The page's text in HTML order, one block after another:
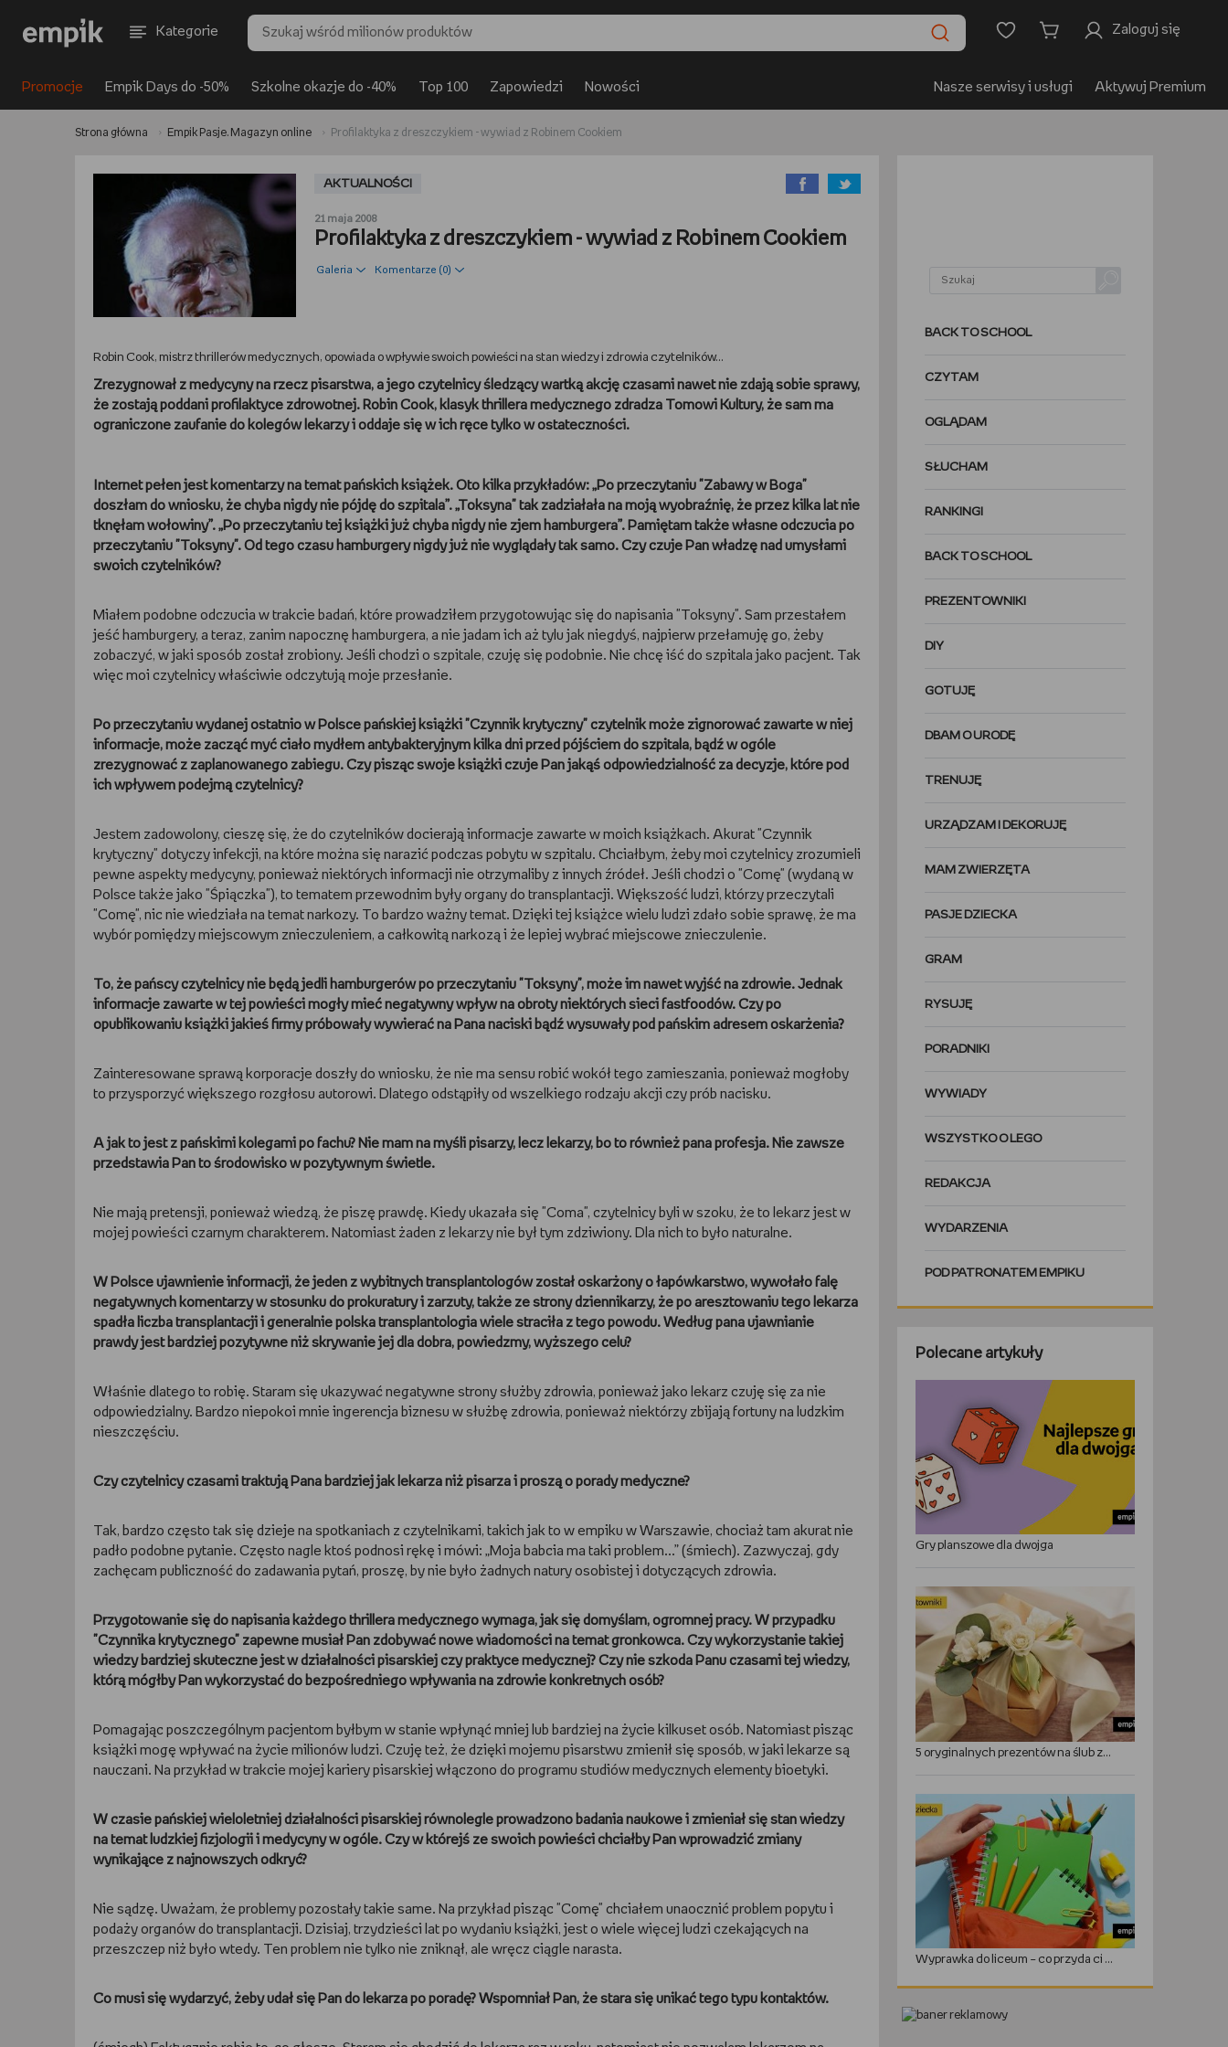
Kategorie Zaloguj się
Promocje Empik Days do -50% Szkolne okazje do -40% Top 100 Zapowiedzi Nowości Nasze serwisy i usługi Aktywuj Premium
Strona główna Empik Pasje. Magazyn online Profilaktyka z dreszczykiem - wywiad z Robinem Cookiem
AKTUALNOŚCI
21 maja 2008
Profilaktyka z dreszczykiem - wywiad z Robinem Cookiem
Galeria Komentarze (0)
Robin Cook, mistrz thrillerów medycznych, opowiada o wpływie swoich powieści na stan wiedzy i zdrowia czytelników...
Zrezygnował z medycyny na rzecz pisarstwa, a jego czytelnicy śledzący wartką akcję czasami nawet nie zdają sobie sprawy,
że zostają poddani profilaktyce zdrowotnej. Robin Cook, klasyk thrillera medycznego zdradza Tomowi Kultury, że sam ma
ograniczone zaufanie do kolegów lekarzy i oddaje się w ich ręce tylko w ostateczności.
Internet pełen jest komentarzy na temat pańskich książek. Oto kilka przykładów: „Po przeczytaniu "Zabawy w Boga"
doszłam do wniosku, że chyba nigdy nie pójdę do szpitala”. „Toksyna" tak zadziałała na moją wyobraźnię, że przez kilka lat nie
tknęłam wołowiny”. „Po przeczytaniu tej książki już chyba nigdy nie zjem hamburgera”. Pamiętam także własne odczucia po
przeczytaniu "Toksyny". Od tego czasu hamburgery nigdy już nie wyglądały tak samo. Czy czuje Pan władzę nad umysłami
swoich czytelników?
Miałem podobne odczucia w trakcie badań, które prowadziłem przygotowując się do napisania "Toksyny". Sam przestałem
jeść hamburgery, a teraz, zanim napocznę hamburgera, a nie jadam ich aż tylu jak niegdyś, najpierw przełamuję go, żeby
zobaczyć, w jaki sposób został zrobiony. Jeśli chodzi o szpitale, czuję się podobnie. Nie chcę iść do szpitala jako pacjent. Tak
więc moi czytelnicy właściwie odczytują moje przesłanie.
Po przeczytaniu wydanej ostatnio w Polsce pańskiej książki "Czynnik krytyczny" czytelnik może zignorować zawarte w niej
informacje, może zacząć myć ciało mydłem antybakteryjnym kilka dni przed pójściem do szpitala, bądź w ogóle
zrezygnować z zaplanowanego zabiegu. Czy pisząc swoje książki czuje Pan jakąś odpowiedzialność za decyzje, które pod
ich wpływem podejmą czytelnicy?
Jestem zadowolony, cieszę się, że do czytelników docierają informacje zawarte w moich książkach. Akurat "Czynnik
krytyczny" dotyczy infekcji, na które można się narazić podczas pobytu w szpitalu. Chciałbym, żeby moi czytelnicy zrozumieli
pewne aspekty medycyny, ponieważ niektórych informacji nie otrzymaliby z innych źródeł. Jeśli chodzi o "Comę" (wydaną w
Polsce także jako "Śpiączka"), to tematem przewodnim były organy do transplantacji. Większość ludzi, którzy przeczytali
"Comę", nic nie wiedziała na temat narkozy. To bardzo ważny temat. Dzięki tej książce wielu ludzi zdało sobie sprawę, że ma
wybór pomiędzy miejscowym znieczuleniem, a całkowitą narkozą i że lepiej wybrać miejscowe znieczulenie.
To, że pańscy czytelnicy nie będą jedli hamburgerów po przeczytaniu "Toksyny", może im nawet wyjść na zdrowie. Jednak
informacje zawarte w tej powieści mogły mieć negatywny wpływ na obroty niektórych sieci fastfoodów. Czy po
opublikowaniu książki jakieś firmy próbowały wywierać na Pana naciski bądź wysuwały pod pańskim adresem oskarżenia?
Zainteresowane sprawą korporacje doszły do wniosku, że nie ma sensu robić wokół tego zamieszania, ponieważ mogłoby
to przysporzyć większego rozgłosu autorowi. Dlatego odstąpiły od wszelkiego rodzaju akcji czy prób nacisku.
A jak to jest z pańskimi kolegami po fachu? Nie mam na myśli pisarzy, lecz lekarzy, bo to również pana profesja. Nie zawsze
przedstawia Pan to środowisko w pozytywnym świetle.
Nie mają pretensji, ponieważ wiedzą, że piszę prawdę. Kiedy ukazała się "Coma", czytelnicy byli w szoku, że to lekarz jest w
mojej powieści czarnym charakterem. Natomiast żaden z lekarzy nie był tym zdziwiony. Dla nich to było naturalne.
W Polsce ujawnienie informacji, że jeden z wybitnych transplantologów został oskarżony o łapówkarstwo, wywołało falę
negatywnych komentarzy w stosunku do prokuratury i zarzuty, także ze strony dziennikarzy, że po aresztowaniu tego lekarza
spadła liczba transplantacji i generalnie polska transplantologia wiele straciła z tego powodu. Według pana ujawnianie
prawdy jest bardziej pozytywne niż skrywanie jej dla dobra, powiedzmy, wyższego celu?
Właśnie dlatego to robię. Staram się ukazywać negatywne strony służby zdrowia, ponieważ jako lekarz czuję się za nie
odpowiedzialny. Bardzo niepokoi mnie ingerencja biznesu w służbę zdrowia, ponieważ niektórzy zbijają fortuny na ludzkim
nieszczęściu.
Czy czytelnicy czasami traktują Pana bardziej jak lekarza niż pisarza i proszą o porady medyczne?
Tak, bardzo często tak się dzieje na spotkaniach z czytelnikami, takich jak to w empiku w Warszawie, chociaż tam akurat nie
padło podobne pytanie. Często nagle ktoś podnosi rękę i mówi: „Moja babcia ma taki problem...” (śmiech). Zazwyczaj, gdy
zachęcam publiczność do zadawania pytań, proszę, by nie było żadnych natury osobistej i dotyczących zdrowia.
Przygotowanie się do napisania każdego thrillera medycznego wymaga, jak się domyślam, ogromnej pracy. W przypadku
"Czynnika krytycznego" zapewne musiał Pan zdobywać nowe wiadomości na temat gronkowca. Czy wykorzystanie takiej
wiedzy bardziej skuteczne jest w działalności pisarskiej czy praktyce medycznej? Czy nie szkoda Panu czasami tej wiedzy,
którą mógłby Pan wykorzystać do bezpośredniego wpływania na zdrowie konkretnych osób?
Pomagając poszczególnym pacjentom byłbym w stanie wpłynąć mniej lub bardziej na życie kilkuset osób. Natomiast pisząc
książki mogę wpływać na życie milionów ludzi. Czuję też, że dzięki mojemu pisarstwu zmienił się sposób, w jaki lekarze są
nauczani. Na przykład w trakcie mojej kariery pisarskiej włączono do programu studiów medycznych elementy bioetyki.
W czasie pańskiej wieloletniej działalności pisarskiej równolegle prowadzono badania naukowe i zmieniał się stan wiedzy
na temat ludzkiej fizjologii i medycyny w ogóle. Czy w którejś ze swoich powieści chciałby Pan wprowadzić zmiany
wynikające z najnowszych odkryć?
Nie sądzę. Uważam, że problemy pozostały takie same. Na przykład pisząc "Comę" chciałem unaocznić problem popytu i
podaży organów do transplantacji. Dzisiaj, trzydzieści lat po wydaniu książki, jest o wiele więcej ludzi czekających na
przeszczep niż było wtedy. Ten problem nie tylko nie zniknął, ale wręcz ciągle narasta.
Co musi się wydarzyć, żeby udał się Pan do lekarza po poradę? Wspomniał Pan, że stara się unikać tego typu kontaktów.
BACK TO SCHOOL
CZYTAM
OGLĄDAM
SŁUCHAM
RANKINGI
BACK TO SCHOOL
PREZENTOWNIKI
DIY
GOTUJĘ
DBAM O URODĘ
TRENUJĘ
URZĄDZAM I DEKORUJĘ
MAM ZWIERZĘTA
PASJE DZIECKA
GRAM
RYSUJĘ
PORADNIKI
WYWIADY
WSZYSTKO O LEGO
REDAKCJA
WYDARZENIA
POD PATRONATEM EMPIKU
Polecane artykuły
Gry planszowe dla dwojga
5 oryginalnych prezentów na ślub zamiast kwiatów
Wyprawka do liceum – co przyda ci się w roku szkolnym?